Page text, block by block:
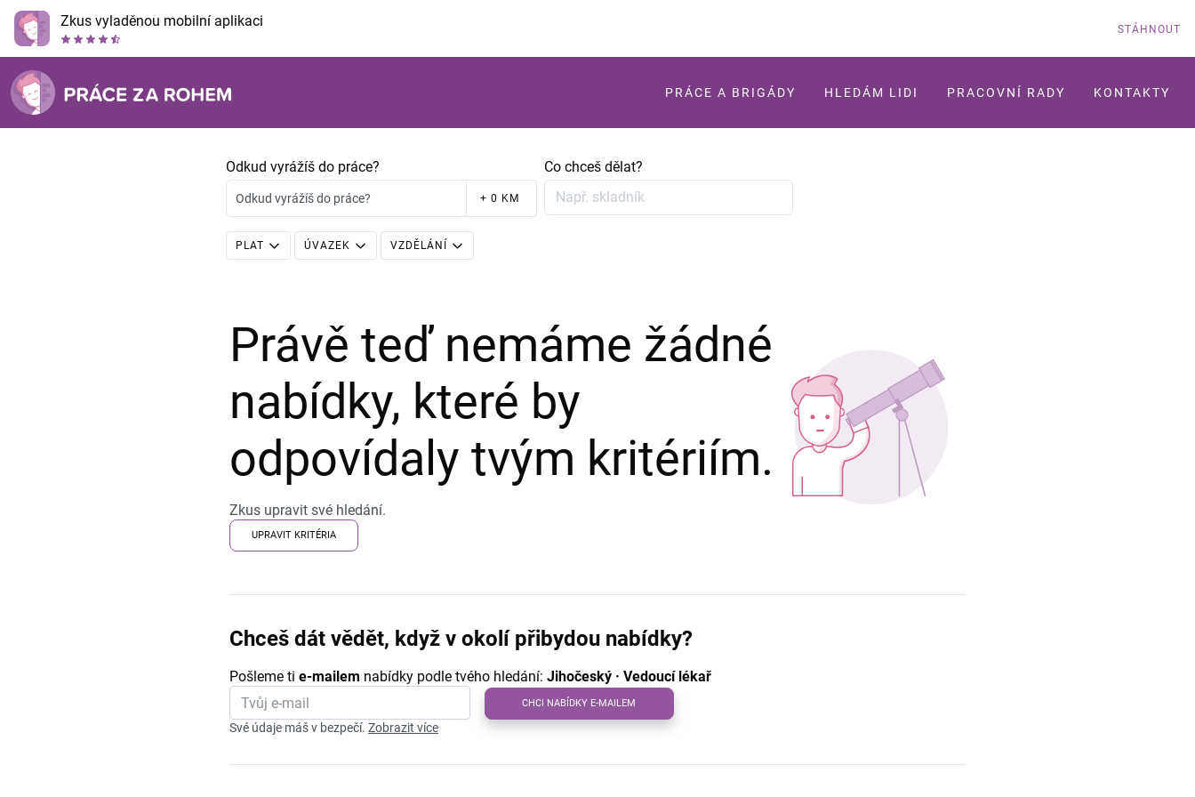
Zkus vyladěnou mobilní aplikaci STÁHNOUT
PRÁCE A BRIGÁDY HLEDÁM LIDI PRACOVNÍ RADY KONTAKTY
Odkud vyrážíš do práce?
Odkud vyrážíš do práce? + 0 KM
Co chceš dělat?
PLAT ÚVAZEK VZDĚLÁNÍ
Právě teď nemáme žádné
nabídky, které by
odpovídaly tvým kritériím.
Zkus upravit své hledání.
UPRAVIT KRITÉRIA
Chceš dát vědět, když v okolí přibydou nabídky?
Pošleme ti e-mailem nabídky podle tvého hledání: Jihočeský · Vedoucí lékař
CHCI NABÍDKY E-MAILEM
Své údaje máš v bezpečí. Zobrazit více